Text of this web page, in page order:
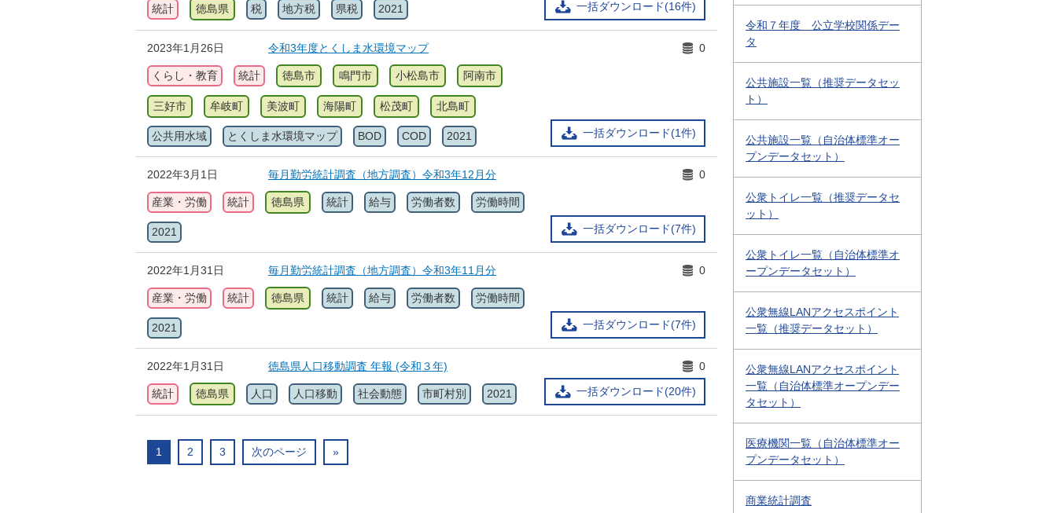
一括ダウンロード(16件)
統計 徳島県 税 地方税 県税 2021
2023年1月26日 令和3年度とくしま水環境マップ
一括ダウンロード(1件)
0
くらし・教育 統計 徳島市 鳴門市 小松島市 阿南市
三好市 牟岐町 美波町 海陽町 松茂町 北島町
公共用水域 とくしま水環境マップ BOD COD 2021
2022年3月1日 毎月勤労統計調査（地方調査）令和3年12月分
一括ダウンロード(7件)
0
産業・労働 統計 徳島県 統計 給与 労働者数 労働時間
2021
2022年1月31日 毎月勤労統計調査（地方調査）令和3年11月分
一括ダウンロード(7件)
0
産業・労働 統計 徳島県 統計 給与 労働者数 労働時間
2021
2022年1月31日
徳島県人口移動調査 年報 (令和３年)
一括ダウンロード(20件)
0
統計 徳島県 人口 人口移動 社会動態 市町村別 2021
1 2 3 次のページ »
令和７年度 公立学校関係デー
タ
公共施設一覧（推奨データセッ
ト）
公共施設一覧（自治体標準オー
プンデータセット）
公衆トイレ一覧（推奨データセ
ット）
公衆トイレ一覧（自治体標準オ
ープンデータセット）
公衆無線LANアクセスポイント
一覧（推奨データセット）
公衆無線LANアクセスポイント
一覧（自治体標準オープンデー
タセット）
医療機関一覧（自治体標準オー
プンデータセット）
商業統計調査